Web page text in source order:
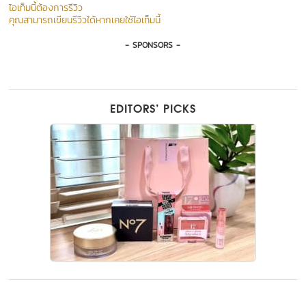
ไอเท็มนี้ต้องการรีวิว
คุณสามารถเขียนรีวิวได้หากเคยใช้ไอเท็มนี้
- SPONSORS -
EDITORS’ PICKS